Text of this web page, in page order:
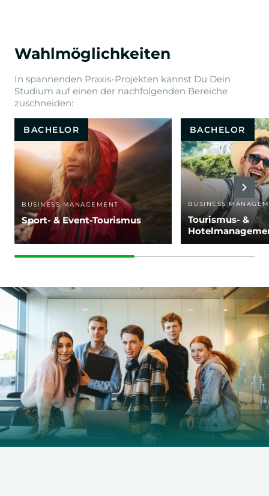
Wahlmöglichkeiten
In spannenden Praxis-Projekten kannst Du Dein
Studium auf einen der nachfolgenden Bereiche
zuschneiden:
BACHELOR
BUSINESS MANAGEMENT
Sport- & Event-Tourismus
BACHELOR
BUSINESS
Tourismus- &